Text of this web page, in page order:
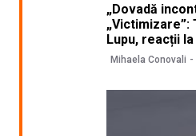
„Dovadă
„Victimizare”:
Lupu, reacții
Mihaela Conovali